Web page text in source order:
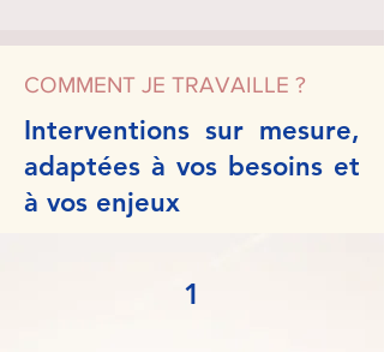
COMMENT JE TRAVAILLE ?
Interventions sur mesure,
adaptées à vos besoins et
à vos enjeux
1